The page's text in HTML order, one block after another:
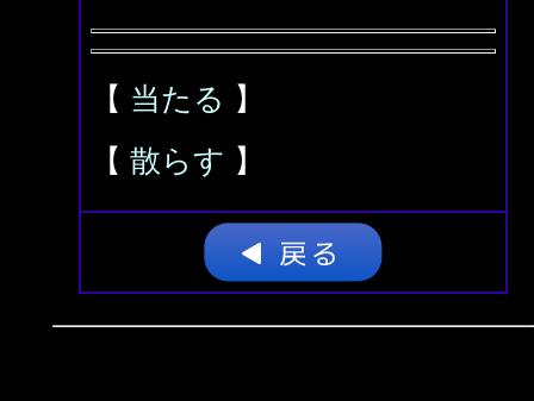
【 当たる 】
【 散らす 】